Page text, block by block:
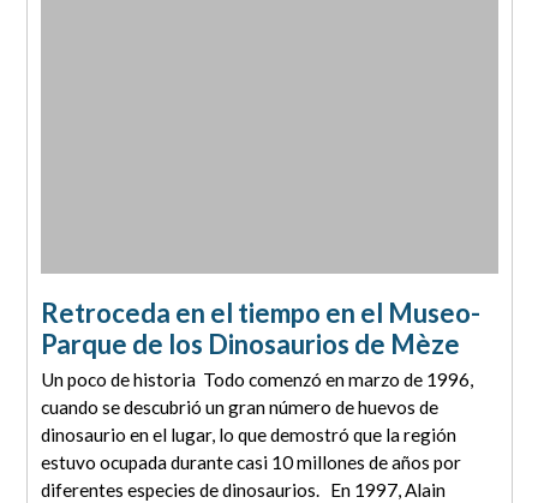
Retroceda en el tiempo en el Museo-
Parque de los Dinosaurios de Mèze
Un poco de historia Todo comenzó en marzo de 1996,
cuando se descubrió un gran número de huevos de
dinosaurio en el lugar, lo que demostró que la región
estuvo ocupada durante casi 10 millones de años por
diferentes especies de dinosaurios. En 1997, Alain